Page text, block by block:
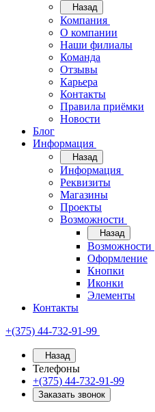
Назад
Компания
О компании
Наши филиалы
Команда
Отзывы
Карьера
Контакты
Правила приёмки
Новости
Блог
Информация
Назад
Информация
Реквизиты
Магазины
Проекты
Возможности
Назад
Возможности
Оформление
Кнопки
Иконки
Элементы
Контакты
+(375) 44-732-91-99
Назад
Телефоны
+(375) 44-732-91-99
Заказать звонок